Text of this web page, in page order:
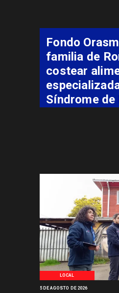
LOCAL
5 DE AGOSTO DE 2026
Sello
su
agosto